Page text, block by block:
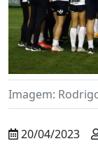
Imagem:
20/04/2023